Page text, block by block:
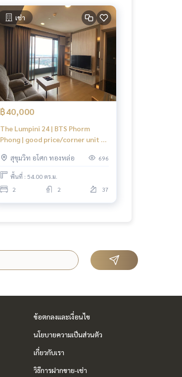
เช่า
฿40,000
The Lumpini 24 | BTS Phorm
Phong | good price/corner unit /
สุขุมวิท อโศก ทองหล่อ
696
พื้นที่ : 54.00 ตร.ม.
2
2 37
ข้อตกลงและเงื่อนไข
นโยบายความเป็นส่วนตัว
เกี่ยวกับเรา
วิธีการฝากขาย-เช่า